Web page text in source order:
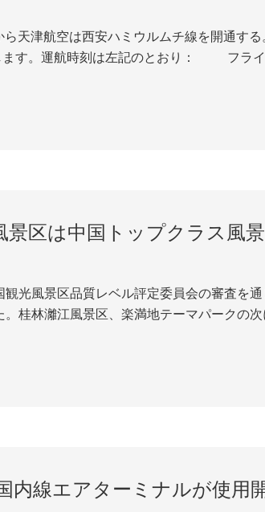
景区は中国トップクラス風
桂林灕江風景区、楽満地テーマパークの
内線エアターミナルが使用